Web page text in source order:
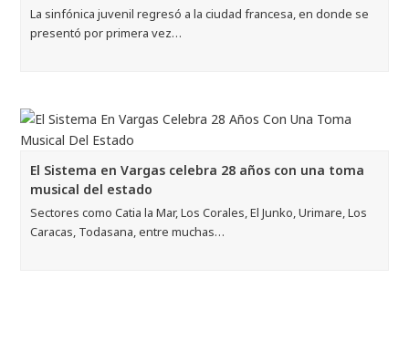
La sinfónica juvenil regresó a la ciudad francesa, en donde se
presentó por primera vez…
El Sistema en Vargas celebra 28 años con una toma
musical del estado
Sectores como Catia la Mar, Los Corales, El Junko, Urimare, Los
Caracas, Todasana, entre muchas…